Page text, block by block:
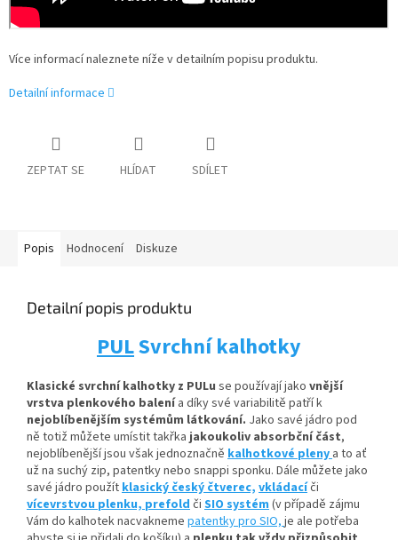
Více informací naleznete níže v detailním popisu produktu.
Detailní informace
ZEPTAT SE HLÍDAT SDÍLET
Popis Hodnocení Diskuze
Detailní popis produktu
PULSvrchní kalhotky
Klasické svrchní kalhotky z PULu se používají jako vnější
vrstva plenkového balenía díky své variabilitě patří k
nejoblíbenějším systémům látkování. Jako savé jádro pod
ně totiž můžete umístittakřkajakoukoliv absorbčníčást,
nejoblíbenější jsou však jednoznačně kalhotkové pleny a to ať
už na suchý zip, patentky nebo snappi sponku. Dále můžete jako
savé jádro použítklasický český čtverec, vkládacíči
vícevrstvou plenku,prefoldči SIO systém(v případě zájmu
Vám do kalhotek nacvakneme patentky pro SIO,je ale potřeba